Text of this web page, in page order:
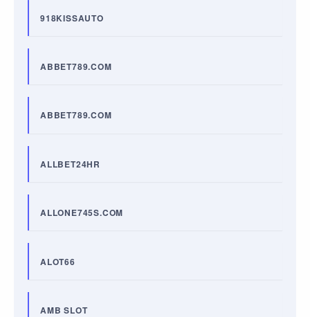
918KISSAUTO
ABBET789.COM
ABBET789.COM
ALLBET24HR
ALLONE745S.COM
ALOT66
AMB SLOT